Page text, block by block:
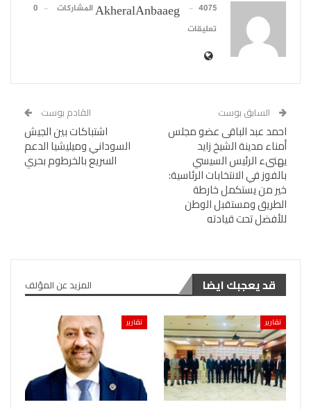
AkheralAnbaaeg 4075 المشاركات
0
تعليقات
السابق بوست
احمد عبد الباقى عضو مجلس
أمناء مدينة الشيخ زايد
يهنىء الرئيس السيسي
بالفوز في الانتخابات الرئاسية:
خير من يستكمل خارطة
الطريق ومستقبل الوطن
للأفضل تحت قيادته
القادم بوست
اشتباكات بين الجيش
السوداني وميليشيا الدعم
السريع بالخرطوم بحري
قد يعجبك ايضا المزيد عن المؤلف
تقارير تقارير